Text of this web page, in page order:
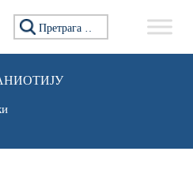
Претражи: